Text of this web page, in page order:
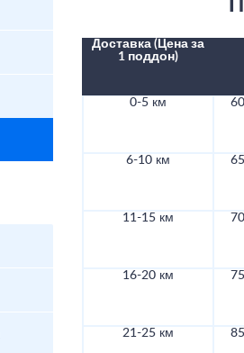
Доставка (Цена за
1 поддон)
0-5 км
6-10 км
11-15 км
16-20 км
21-25 км